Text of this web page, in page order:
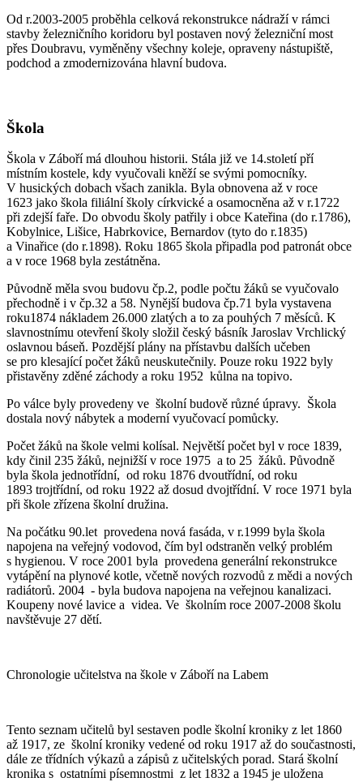
Od r.2003-2005 proběhla celková rekonstrukce nádraží v rámci
stavby železničního koridoru byl postaven nový železniční most
přes Doubravu, vyměněny všechny koleje, opraveny nástupiště,
podchod a zmodernizována hlavní budova.
Škola
Škola v Záboří má dlouhou historii. Stála již ve 14.století pří
místním kostele, kdy vyučovali kněží se svými pomocníky.
V husických dobach všach zanikla. Byla obnovena až v roce
1623 jako škola filiální školy církvické a osamocněna až v r.1722
při zdejší faře. Do obvodu školy patřily i obce Kateřina (do r.1786),
Kobylnice, Lišice, Habrkovice, Bernardov (tyto do r.1835)
a Vinařice (do r.1898). Roku 1865 škola připadla pod patronát obce
a v roce 1968 byla zestátněna.
Původně měla svou budovu čp.2, podle počtu žáků se vyučovalo
přechodně i v čp.32 a 58. Nynější budova čp.71 byla vystavena
roku1874 nákladem 26.000 zlatých a to za pouhých 7 měsíců. K
slavnostnímu otevření školy složil český básník Jaroslav Vrchlický
oslavnou báseň. Pozdější plány na přístavbu dalších učeben
se pro klesající počet žáků neuskutečnily. Pouze roku 1922 byly
přistavěny zděné záchody a roku 1952 kůlna na topivo.
Po válce byly provedeny ve školní budově různé úpravy. Škola
dostala nový nábytek a moderní vyučovací pomůcky.
Počet žáků na škole velmi kolísal. Největší počet byl v roce 1839,
kdy činil 235 žáků, nejnižší v roce 1975 a to 25 žáků. Původně
byla škola jednotřídní, od roku 1876 dvoutřídní, od roku
1893 trojtřídní, od roku 1922 až dosud dvojtřídní. V roce 1971 byla
při škole zřízena školní družina.
Na počátku 90.let provedena nová fasáda, v r.1999 byla škola
napojena na veřejný vodovod, čím byl odstraněn velký problém
s hygienou. V roce 2001 byla provedena generální rekonstrukce
vytápění na plynové kotle, včetně nových rozvodů z mědi a nových
radiátorů. 2004 - byla budova napojena na veřejnou kanalizaci.
Koupeny nové lavice a videa. Ve školním roce 2007-2008 školu
navštěvuje 27 dětí.
Chronologie učitelstva na škole v Záboří na Labem
Tento seznam učitelů byl sestaven podle školní kroniky z let 1860
až 1917, ze školní kroniky vedené od roku 1917 až do součastnosti,
dále ze třídních výkazů a zápisů z učitelských porad. Stará školní
kronika s ostatními písemnostmi z let 1832 a 1945 je uložena